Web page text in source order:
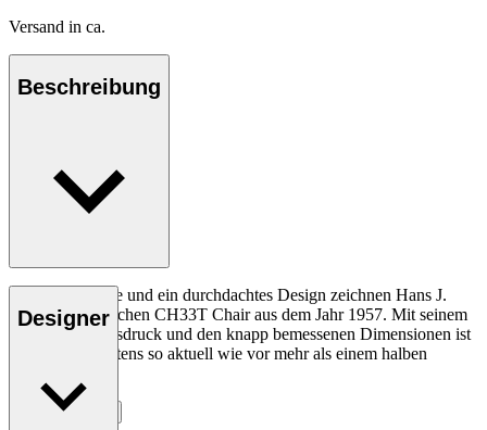
Versand in ca.
Beschreibung
Gute Ergonomie und ein durchdachtes Design zeichnen Hans J.
Wegners klassischen CH33T Chair aus dem Jahr 1957. Mit seinem
organischen Ausdruck und den knapp bemessenen Dimensionen ist
er heute mindestens so aktuell wie vor mehr als einem halben
Entdecke mehr
Designer